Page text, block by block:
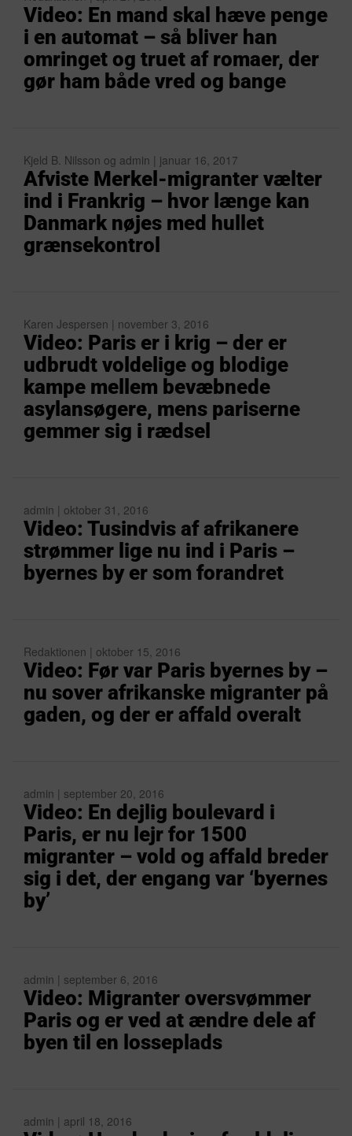
Video: En mand skal hæve penge
i en automat – så bliver han
omringet og truet af romaer, der
gør ham både vred og bange
Kjeld B. Nilsson og admin | januar 16, 2017
Afviste Merkel-migranter vælter
ind i Frankrig – hvor længe kan
Danmark nøjes med hullet
grænsekontrol
Karen Jespersen | november 3, 2016
Video: Paris er i krig – der er
udbrudt voldelige og blodige
kampe mellem bevæbnede
asylansøgere, mens pariserne
gemmer sig i rædsel
admin | oktober 31, 2016
Video: Tusindvis af afrikanere
strømmer lige nu ind i Paris –
byernes by er som forandret
Redaktionen | oktober 15, 2016
Video: Før var Paris byernes by –
nu sover afrikanske migranter på
gaden, og der er affald overalt
admin | september 20, 2016
Video: En dejlig boulevard i
Paris, er nu lejr for 1500
migranter – vold og affald breder
sig i det, der engang var ‘byernes
by’
admin | september 6, 2016
Video: Migranter oversvømmer
Paris og er ved at ændre dele af
byen til en losseplads
admin | april 18, 2016